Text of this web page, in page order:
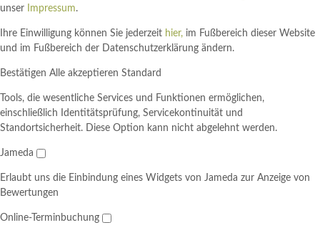
unser
Impressum.
Ihre Einwilligung können Sie jederzeit hier, im Fußbereich dieser Website
und im Fußbereich der Datenschutzerklärung ändern.
Bestätigen Alle akzeptieren Standard
Tools, die wesentliche Services und Funktionen ermöglichen,
einschließlich Identitätsprüfung, Servicekontinuität und
Standortsicherheit. Diese Option kann nicht abgelehnt werden.
Jameda
Erlaubt uns die Einbindung eines Widgets von Jameda zur Anzeige von
Bewertungen
Online-Terminbuchung